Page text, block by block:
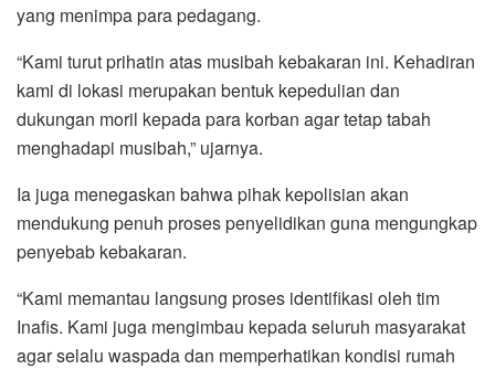
yang menimpa para pedagang.
“Kami turut prihatin atas musibah kebakaran ini. Kehadiran
kami di lokasi merupakan bentuk kepedulian dan
dukungan moril kepada para korban agar tetap tabah
menghadapi musibah,” ujarnya.
Ia juga menegaskan bahwa pihak kepolisian akan
mendukung penuh proses penyelidikan guna mengungkap
penyebab kebakaran.
“Kami memantau langsung proses identifikasi oleh tim
Inafis. Kami juga mengimbau kepada seluruh masyarakat
agar selalu waspada dan memperhatikan kondisi rumah